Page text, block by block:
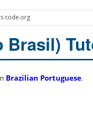
code.org
Brasil)
Brazilian Portuguese.